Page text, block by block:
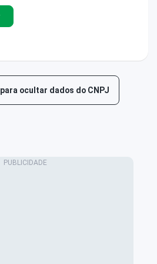
ocultar dados do CNPJ